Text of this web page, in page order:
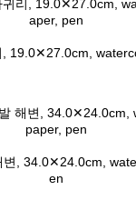
19.0✕27.0cm,
, 34.0✕24.0cm,
en